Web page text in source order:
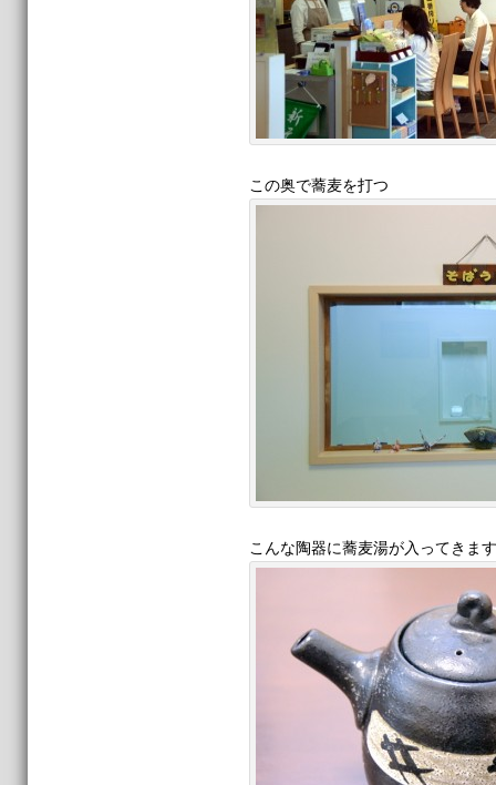
この奥で蕎麦を打つ
こんな陶器に蕎麦湯が入ってきます